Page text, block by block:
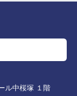
ル中桜塚 １階